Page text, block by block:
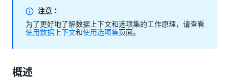
注意：
为了更好地了解数据上下文和选项集的工作原理，请查看
使用数据上下文和使用选项集页面。
概述